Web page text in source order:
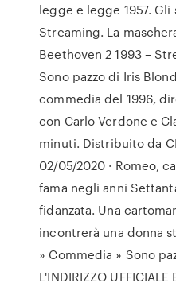
legge e legge 1957. Gli
Streaming. La
Beethoven 2 1993 –
Sono pazzo di Iris
commedia del 1996,
con Carlo Verdone e
minuti. Distribuito da
02/05/2020 · Romeo,
fama negli anni
fidanzata. Una
incontrerà una donna
» Commedia » Sono
L'INDIRIZZO UFFICIALE